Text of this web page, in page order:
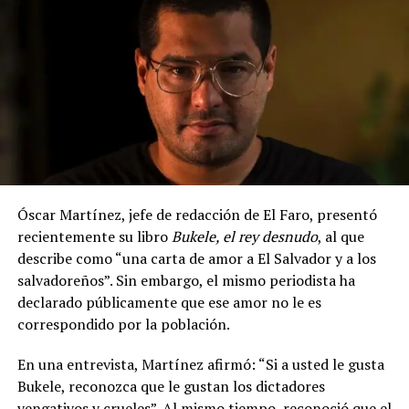
Me gusta esto:
Relacionado
prevé desarrollar más de 60
misiones por voto en el
exterior
JVE reconocen apertura en
trabajo con el TSE de cara al
28F
Óscar Martínez, jefe de redacción de El Faro, presentó
recientemente su libroBukele, el rey desnudo, al que
describe como “una carta de amor a El Salvador y a los
salvadoreños”. Sin embargo, el mismo periodista ha
declarado públicamente que ese amor no le es
correspondido por la población.
En una entrevista, Martínez afirmó: “Si a usted le gusta
Bukele, reconozca que le gustan los dictadores